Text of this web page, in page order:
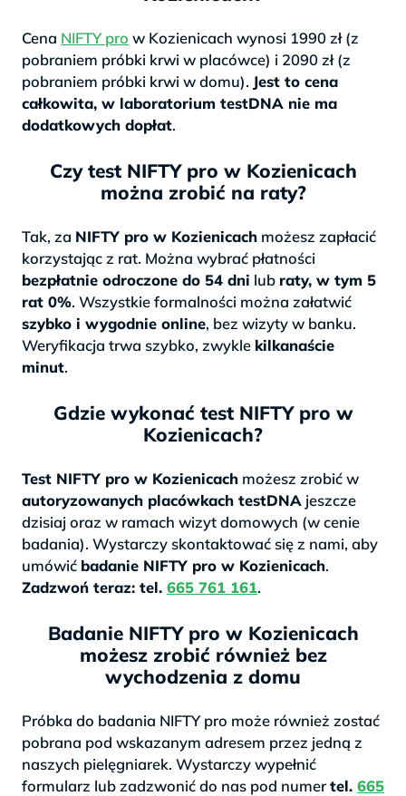
Cena NIFTY pro w Kozienicach wynosi 1990 zł (z
pobraniem próbki krwi w placówce) i 2090 zł (z
pobraniem próbki krwi w domu). Jest to cena
całkowita, w laboratorium testDNA nie ma
dodatkowych dopłat.
Czy test NIFTY pro w Kozienicach
można zrobić na raty?
Tak, za NIFTY pro w Kozienicach możesz zapłacić
korzystając z rat. Można wybrać płatności
bezpłatnie odroczone do 54 dni lub raty, w tym 5
rat 0%. Wszystkie formalności można załatwić
szybko i wygodnie online, bez wizyty w banku.
Weryfikacja trwa szybko, zwykle kilkanaście
minut.
Gdzie wykonać test NIFTY pro w
Kozienicach?
Test NIFTY pro w Kozienicach możesz zrobić w
autoryzowanych placówkach testDNA jeszcze
dzisiaj oraz w ramach wizyt domowych (w cenie
badania). Wystarczy skontaktować się z nami, aby
umówić badanie NIFTY pro w Kozienicach.
Zadzwoń teraz: tel. 665 761 161.
Badanie NIFTY pro w Kozienicach
możesz zrobić również bez
wychodzenia z domu
Próbka do badania NIFTY pro może również zostać
pobrana pod wskazanym adresem przez jedną z
naszych pielęgniarek. Wystarczy wypełnić
formularz lub zadzwonić do nas pod numertel. 665